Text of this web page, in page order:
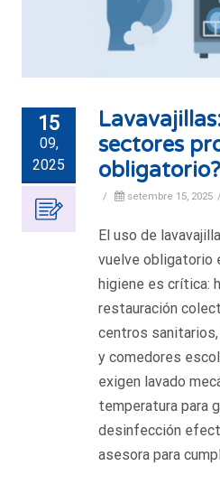
15
09,
2025
sectores
obligatorio?
/ setembre 15, 2025 /
El uso de
vuelve obligatorio
higiene es crítica:
restauración
centros
y comedores
exigen lavado
temperatura para
desinfección
asesora para